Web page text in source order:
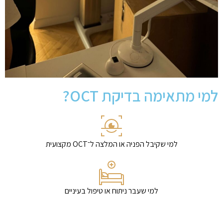
למי מתאימה בדיקת OCT?
למי שקיבל הפניה או המלצה ל־OCT מקצועית
למי שעבר ניתוח או טיפול בעיניים